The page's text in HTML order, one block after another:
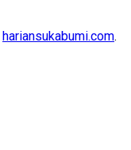
hariansukabumi.com.